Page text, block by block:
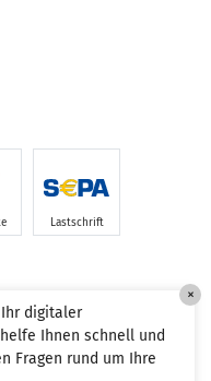
Lastschrift
digitaler
Ihnen schnell und
Fragen rund um Ihre
×